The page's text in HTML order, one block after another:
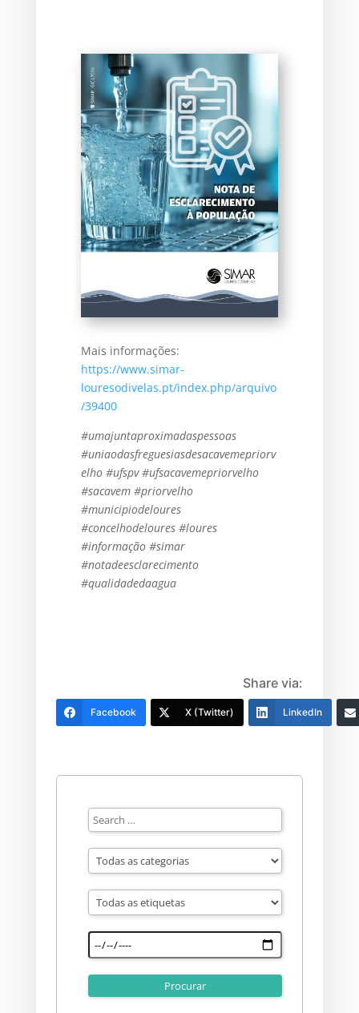
Mais informações:
https://www.simar-
louresodivelas.pt/index.php/arquivo
/39400
#umajuntaproximadaspessoas
#uniaodasfreguesiasdesacavemepriorv
elho #ufspv #ufsacavemepriorvelho
#sacavem #priorvelho
#municipiodeloures
#concelhodeloures #loures
#informação #simar
#notadeesclarecimento
#qualidadedaagua
Share via:
Facebook X (Twitter) LinkedIn